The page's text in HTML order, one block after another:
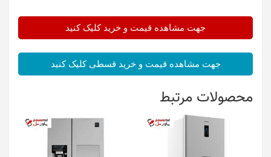
جهت مشاهده قیمت و خرید کلیک کنید
جهت مشاهده قیمت و خرید قسطی کلیک کنید
محصولات مرتبط